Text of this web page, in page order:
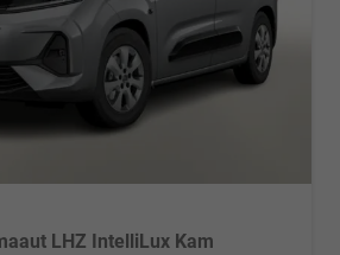
LHZ IntelliLux Kam